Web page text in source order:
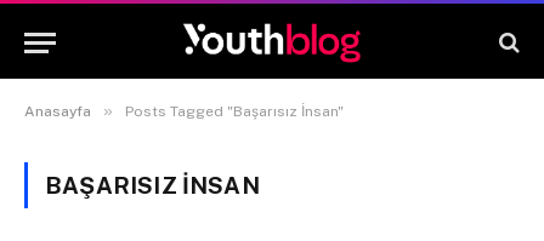
Anasayfa » Posts Tagged "Başarısız İnsan"
BAŞARISIZ İNSAN